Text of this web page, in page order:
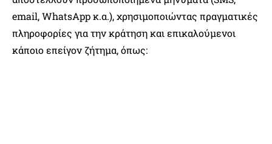
email, WhatsApp κ.α.), χρησιμοποιώντας πραγματικές
πληροφορίες για την κράτηση και επικαλούμενοι
κάποιο επείγον ζήτημα, όπως: